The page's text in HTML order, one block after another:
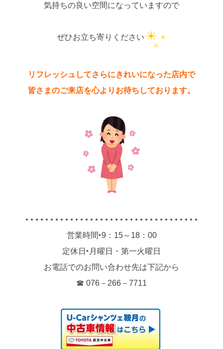
気持ちの良い空間になっていますので
ぜひお立ち寄りください
リフレッシュしてさらにきれいになった店内で
皆さまのご来店を心よりお待ちしております。
⋆⋆⋆⋆⋆⋆⋆⋆⋆⋆⋆⋆⋆⋆⋆⋆⋆⋆⋆⋆⋆⋆⋆⋆⋆⋆⋆⋆⋆⋆⋆⋆⋆⋆⋆
営業時間‣9：15～18：00
定休日‣月曜日・第一火曜日
お電話でのお問い合わせ先は下記から
☎ 076－266－7711